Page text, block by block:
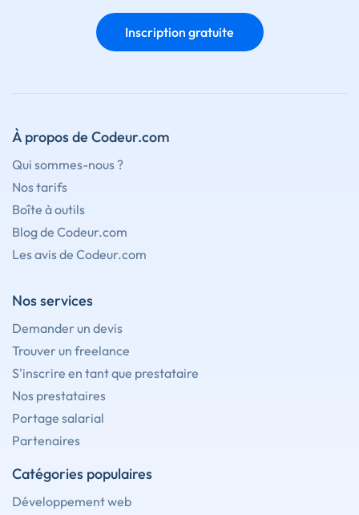
Inscription gratuite
À propos de Codeur.com
Qui sommes-nous ?
Nos tarifs
Boîte à outils
Blog de Codeur.com
Les avis de Codeur.com
Nos services
Demander un devis
Trouver un freelance
S'inscrire en tant que prestataire
Nos prestataires
Portage salarial
Partenaires
Catégories populaires
Développement web